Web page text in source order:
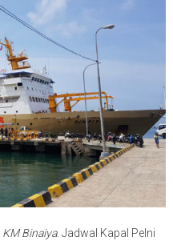
KM Binaiya. Jadwal Kapal Pelni